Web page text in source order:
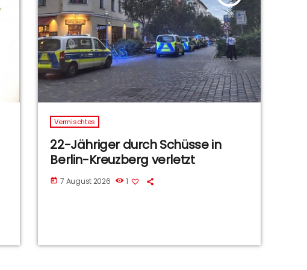
Vermischtes
22-Jähriger durch Schüsse in
Berlin-Kreuzberg verletzt
today 7 August 2026 1